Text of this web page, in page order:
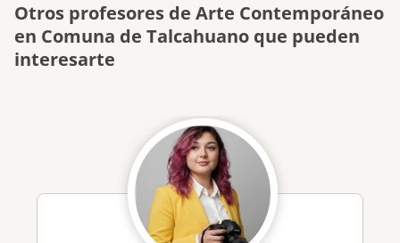
Otros profesores de Arte Contemporáneo
en Comuna de Talcahuano que pueden
interesarte